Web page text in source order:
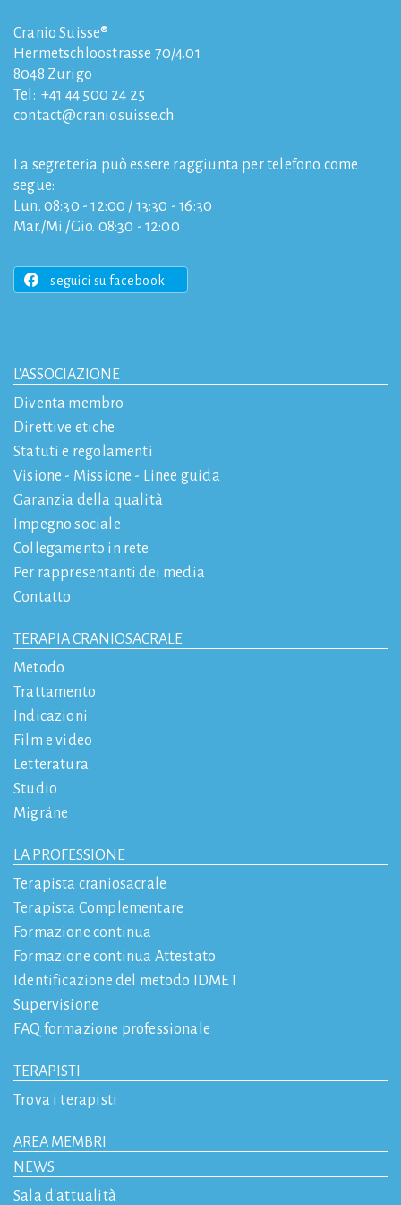
Cranio Suisse®
Hermetschloostrasse 70/4.01
8048 Zurigo
Tel: +41 44 500 24 25
contact
craniosuisse.ch
La segreteria può essere raggiunta per telefono come
segue:
Lun. 08:30 - 12:00 / 13:30 - 16:30
Mar./Mi./Gio. 08:30 - 12:00
seguici su facebook
L'ASSOCIAZIONE
Diventa membro
Direttive etiche
Statuti e regolamenti
Visione - Missione - Linee guida
Garanzia della qualità
Impegno sociale
Collegamento in rete
Per rappresentanti dei media
Contatto
TERAPIA CRANIOSACRALE
Metodo
Trattamento
Indicazioni
Film e video
Letteratura
Studio
Migräne
LA PROFESSIONE
Terapista craniosacrale
Terapista Complementare
Formazione continua
Formazione continua Attestato
Identificazione del metodo IDMET
Supervisione
FAQ formazione professionale
TERAPISTI
Trova i terapisti
AREA MEMBRI
NEWS
Sala d'attualità